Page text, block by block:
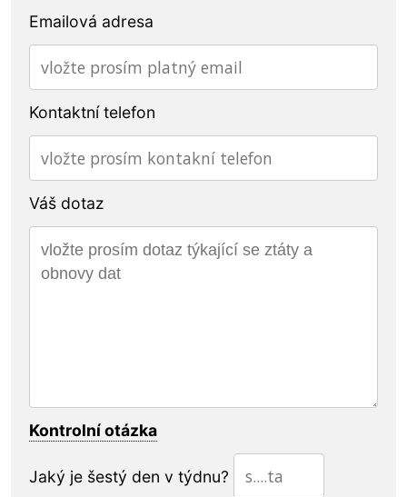
Emailová adresa
Kontaktní telefon
Váš dotaz
Kontrolní otázka
Jaký je šestý den v týdnu?